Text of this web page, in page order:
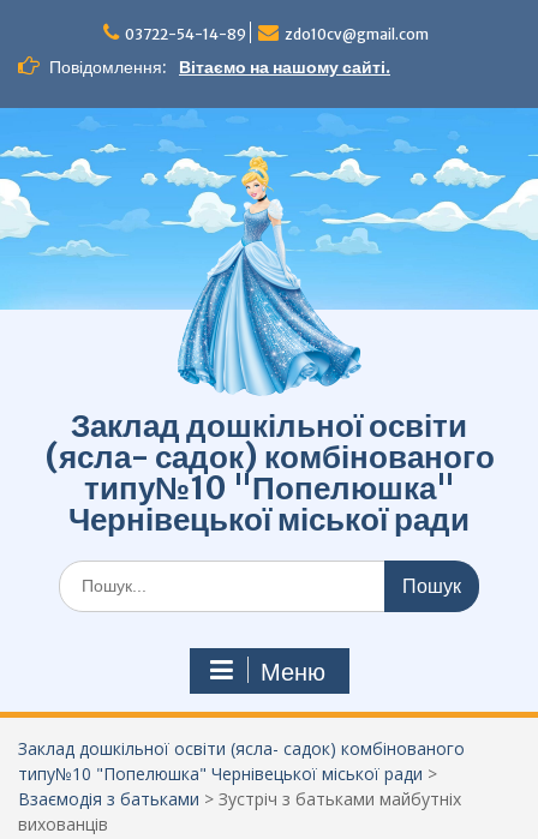
вмісту
03722-54-14-89 zdo10cv@gmail.com
Повідомлення: Вітаємо на нашому сайті.
Заклад дошкільної освіти
(ясла- садок) комбінованого
типу№10 "Попелюшка"
Чернівецької міської ради
Шукати:
Меню
Заклад дошкільної освіти (ясла- садок) комбінованого
типу№10 "Попелюшка" Чернівецької міської ради >
Взаємодія з батьками > Зустріч з батьками майбутніх
вихованців